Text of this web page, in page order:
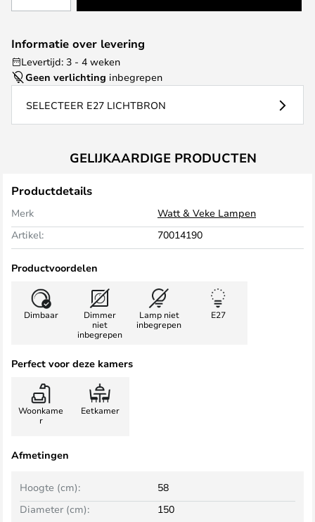
Informatie over levering
Levertijd: 3 - 4 weken
Geen verlichting inbegrepen
SELECTEER E27 LICHTBRON
GELIJKAARDIGE PRODUCTEN
Productdetails
Merk
Watt & Veke Lampen
Artikel:
70014190
Productvoordelen
Dimbaar
Dimmer
niet
inbegrepen
Lamp niet
inbegrepen
E27
Perfect voor deze kamers
Woonkame
r
Eetkamer
Afmetingen
Hoogte (cm):
58
Diameter (cm):
150